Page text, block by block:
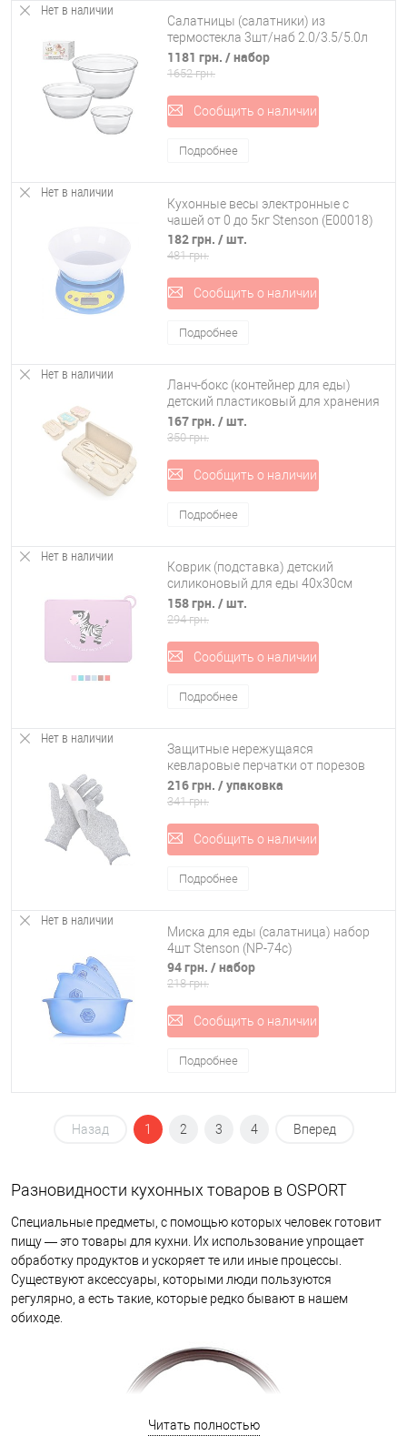
Нет в наличии
Салатницы (салатники) из
термостекла 3шт/наб 2.0/3.5/5.0л
Stenson (MS-0259)
1181 грн. / набор
1652 грн.
Сообщить о наличии
Подробнее
Нет в наличии
Кухонные весы электронные с
чашей от 0 до 5кг Stenson (E00018)
182 грн. / шт.
481 грн.
Сообщить о наличии
Подробнее
Нет в наличии
Ланч-бокс (контейнер для еды)
детский пластиковый для хранения
продуктов Stenson (R87754)
167 грн. / шт.
350 грн.
Сообщить о наличии
Подробнее
Нет в наличии
Коврик (подставка) детский
силиконовый для еды 40х30см
Stenson (MH-3001)
158 грн. / шт.
294 грн.
Сообщить о наличии
Подробнее
Нет в наличии
Защитные нережущаяся
кевларовые перчатки от порезов
Stenson (R86664)
216 грн. / упаковка
341 грн.
Сообщить о наличии
Подробнее
Нет в наличии
Миска для еды (салатница) набор
4шт Stenson (NP-74с)
94 грн. / набор
218 грн.
Сообщить о наличии
Подробнее
Назад 1 2 3 4 Вперед
Разновидности кухонных товаров в OSPORT
Специальные предметы, с помощью которых человек готовит
пищу — это товары для кухни. Их использование упрощает
обработку продуктов и ускоряет те или иные процессы.
Существуют аксессуары, которыми люди пользуются
регулярно, а есть такие, которые редко бывают в нашем
обиходе.
Читать полностью